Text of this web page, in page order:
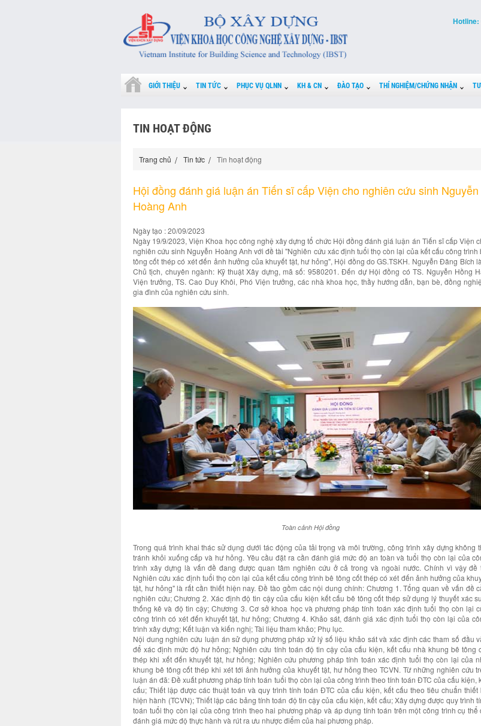
Hotline:
GIỚI THIỆU TIN TỨC PHỤC VỤ QLNN KH & CN ĐÀO TẠO THÍ NGHIỆM/CHỨNG NHẬN
TIN HOẠT ĐỘNG
Trang chủ Tin tức Tin hoạt động
Hội đồng đánh giá luận án Tiến sĩ cấp Viện cho nghiên cứu sinh Nguyễn
Hoàng Anh
Ngày tạo : 20/09/2023
Ngày 19/9/2023, Viện Khoa học công nghệ xây dựng tổ chức Hội đồng đánh giá luận án Tiến sĩ cấp Viện
nghiên cứu sinh Nguyễn Hoàng Anh với đề tài "Nghiên cứu xác định tuổi thọ còn lại của kết cấu công trình
tông cốt thép có xét đến ảnh hưởng của khuyết tật, hư hỏng", Hội đồng do GS.TSKH. Nguyễn Đăng Bích
Chủ tịch, chuyên ngành: Kỹ thuật Xây dựng, mã số: 9580201. Đến dự Hội đồng có TS. Nguyễn Hồng
Viện trưởng, TS. Cao Duy Khôi, Phó Viện trưởng, các nhà khoa học, thầy hướng dẫn, bạn bè, đồng
gia đình của nghiên cứu sinh.
Toàn cảnh Hội đồng
Trong quá trình khai thác sử dụng dưới tác động của tải trọng và môi trường, công trình xây dựng không
tránh khỏi xuống cấp và hư hỏng. Yêu cầu đặt ra cần đánh giá mức độ an toàn và tuổi thọ còn lại của
trình xây dựng là vấn đề đang được quan tâm nghiên cứu ở cả trong và ngoài nước. Chính vì vậy đề
Nghiên cứu xác định tuổi thọ còn lại của kết cấu công trình bê tông cốt thép có xét đến ảnh hưởng của
tật, hư hỏng" là rất cần thiết hiện nay. Đề tào gồm các nội dung chính: Chương 1. Tổng quan về vấn đề
nghiên cứu; Chương 2. Xác định độ tin cậy của cấu kiện kết cấu bê tông cốt thép sử dụng lý thuyết xác
thống kê và độ tin cậy; Chương 3. Cơ sở khoa học và phương pháp tính toán xác định tuổi thọ còn lại
công trình có xét đến khuyết tật, hư hỏng; Chương 4. Khảo sát, đánh giá xác định tuổi thọ còn lại của
trình xây dựng; Kết luận và kiến nghị; Tài liệu tham khảo; Phụ lục.
Nội dung nghiên cứu luận án sử dụng phương pháp xử lý số liệu khảo sát và xác định các tham số đầu
để xác định mức độ hư hỏng; Nghiên cứu tính toán độ tin cậy của cấu kiện, kết cấu nhà khung bê tông
thép khi xết đến khuyết tật, hư hỏng; Nghiên cứu phương pháp tính toán xác định tuổi thọ còn lại của
khung bê tông cốt thép khi xét tới ảnh hưởng của khuyết tật, hư hỏng theo TCVN. Từ những nghiên cứu
luận án đã: Đề xuất phương pháp tính toán tuổi thọ còn lại của công trình theo tính toán ĐTC của cấu kiện,
cấu; Thiết lập được các thuật toán và quy trình tính toán ĐTC của cấu kiện, kết cấu theo tiêu chuẩn thiết
hiện hành (TCVN); Thiết lập các bảng tính toán độ tin cậy của cấu kiện, kết cấu; Xây dựng được quy trình
toán tuổi thọ còn lại của công trình theo hai phương pháp và áp dụng tính toán trên một công trình cụ thể
đánh giá mức độ thực hành và rút ra ưu nhược điểm của hai phương pháp.